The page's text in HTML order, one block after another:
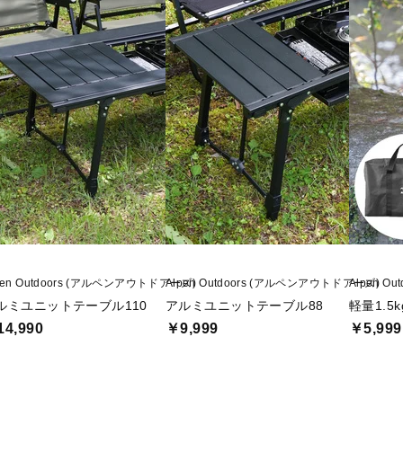
Outdoors (アルペンアウトドアーズ)
ミユニットテーブル110
Alpen Outdoors (アルペンアウトドアーズ)
アルミユニットテーブル88
￥9,999
Alpen
軽量
￥5,999